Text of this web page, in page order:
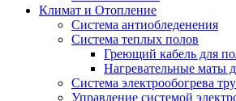
Климат и Отопление
Система антиобледенения
Система теплых полов
Греющий кабель для
Нагревательные маты
Система электрообогрева
Управление системой